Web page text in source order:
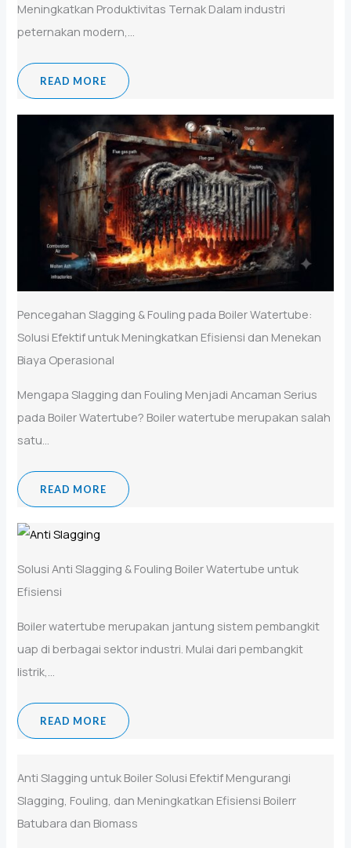
Meningkatkan Produktivitas Ternak Dalam industri
peternakan modern,...
READ MORE
Pencegahan Slagging & Fouling pada Boiler Watertube:
Solusi Efektif untuk Meningkatkan Efisiensi dan Menekan
Biaya Operasional
Mengapa Slagging dan Fouling Menjadi Ancaman Serius
pada Boiler Watertube? Boiler watertube merupakan salah
satu...
READ MORE
Solusi Anti Slagging & Fouling Boiler Watertube untuk
Efisiensi
Boiler watertube merupakan jantung sistem pembangkit
uap di berbagai sektor industri. Mulai dari pembangkit
listrik,...
READ MORE
Anti Slagging untuk Boiler Solusi Efektif Mengurangi
Slagging, Fouling, dan Meningkatkan Efisiensi Boilerr
Batubara dan Biomass